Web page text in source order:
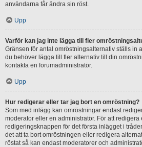
användarna får ändra sin röst.
Upp
Varför kan jag inte lägga till fler
Gränsen för antal omröstningsalternativ ställs in
du behöver lägga till fler alternativ till din
kontakta en forumadministratör.
Upp
Hur redigerar eller tar jag bort en omröstning?
Som med inlägg kan omröstningar endast
moderator eller en administratör. För att
redigeringsknappen för det första inlägget i
det att ta bort omröstningen eller redigera
röstat så kan endast moderatorer och